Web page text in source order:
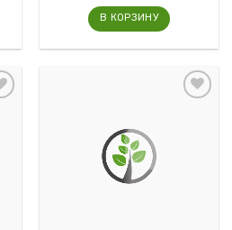
В КОРЗИНУ